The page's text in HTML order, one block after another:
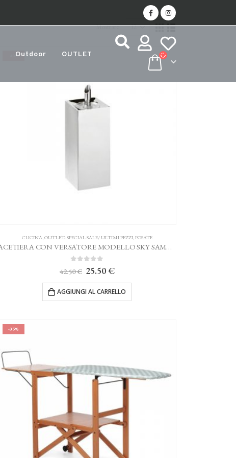
Outdoor OUTLET
Mostrare:
-40%
CUCINA,OUTLET- SPECIAL SALE/ ULTIMI PEZZI,POSATE
ACETIERA CON VERSATORE MODELLO SKY SAMBONET
Su 5
42.50€ Il
originale
era:
25.50€Il
attuale
è:
AGGIUNGI AL CARRELLO
-35%